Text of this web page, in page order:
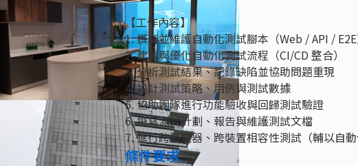
【工作內容】
1. 撰寫並維護自動化測試腳本（Web / API / E2E
2. 建置與優化自動化測試流程（CI/CD 整合）
3. 分析測試結果、記錄缺陷並協助問題重現
4. 設計測試策略、用例與測試數據
5. 協助團隊進行功能驗收與回歸測試驗證
6. 撰寫測試計劃、報告與維護測試文檔
7. 進行跨瀏覽器、跨裝置相容性測試（輔以自動
條件要求